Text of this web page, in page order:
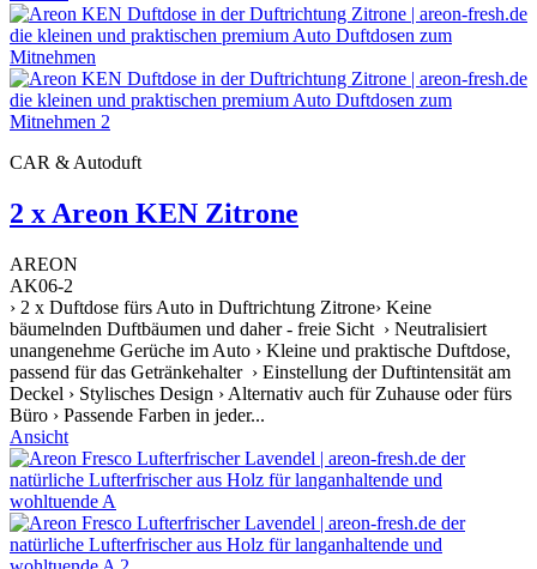
CAR & Autoduft
2 x Areon KEN Zitrone
AREON
AK06-2
› 2 x Duftdose fürs Auto in Duftrichtung Zitrone› Keine
bäumelnden Duftbäumen und daher - freie Sicht › Neutralisiert
unangenehme Gerüche im Auto › Kleine und praktische Duftdose,
passend für das Getränkehalter › Einstellung der Duftintensität am
Deckel › Stylisches Design › Alternativ auch für Zuhause oder fürs
Büro › Passende Farben in jeder...
Ansicht